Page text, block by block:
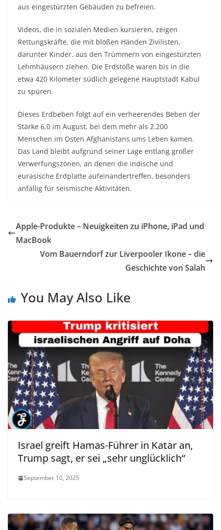
aus eingestürzten Gebäuden zu befreien.
Videos, die in sozialen Medien kursieren, zeigen
Rettungskräfte, die mit bloßen Händen Zivilisten,
darunter Kinder, aus den Trümmern von eingestürzten
Lehmhäusern ziehen. Die Erdstöße waren bis in die
etwa 420 Kilometer südlich gelegene Hauptstadt Kabul
zu spüren.
Dieses Erdbeben folgt auf ein verheerendes Beben der
Stärke 6,0 im August, bei dem mehr als 2.200
Menschen im Osten Afghanistans ums Leben kamen.
Das Land bleibt aufgrund seiner Lage entlang großer
Verwerfungszonen, an denen die indische und
eurasische Erdplatte aufeinandertreffen, besonders
anfällig für seismische Aktivitäten.
Apple-Produkte – Neuigkeiten zu iPhone, iPad und
MacBook
Vom Bauerndorf zur Liverpooler Ikone – die
Geschichte von Salah
You May Also Like
Israel greift Hamas-Führer in Katar an,
Trump sagt, er sei „sehr unglücklich“
September 10, 2025